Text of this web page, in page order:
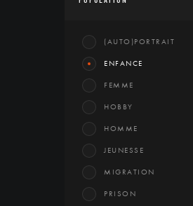
(AUTO)PORTRAIT
ENFANCE
FEMME
HOBBY
HOMME
JEUNESSE
MIGRATION
PRISON